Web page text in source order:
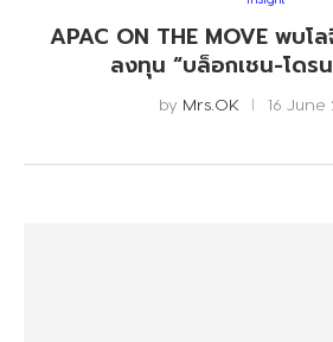
APAC ON THE MOVE พบโ
ลงทุน “บล็อกเชน-โดร
by Mrs.OK 16 June